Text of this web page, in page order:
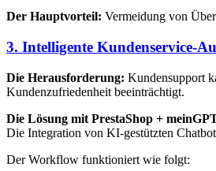
Der Hauptvorteil: Vermeidung von
3. Intelligente Kundenservice-
Die Herausforderung: Kundensupport
Kundenzufriedenheit beeinträchtigt.
Die Lösung mit PrestaShop +
Die Integration von KI-gestützten
Der Workflow funktioniert wie folgt: